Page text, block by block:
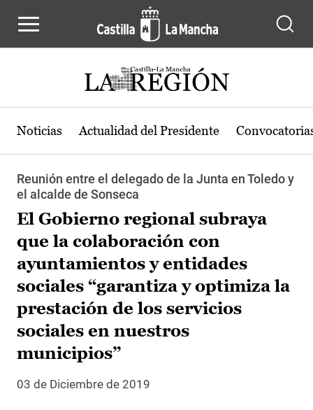
Noticias Actualidad del Presidente
Reunión entre el delegado de la Junta en Toledo y
el alcalde de Sonseca
El Gobierno regional subraya
que la colaboración con
ayuntamientos y entidades
sociales “garantiza y optimiza la
prestación de los servicios
sociales en nuestros
municipios”
03 de Diciembre de 2019